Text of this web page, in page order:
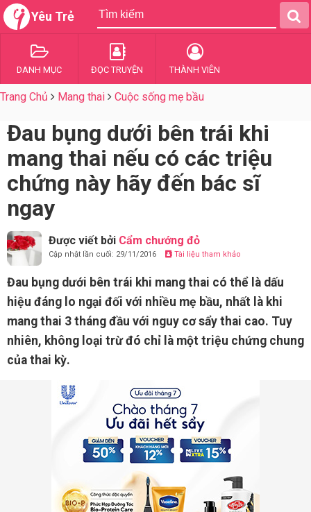
Yêu Trẻ
DANH MỤC ĐỌC TRUYỆN THÀNH VIÊN
Trang Chủ Mang thai Cuộc sống mẹ bầu
Đau bụng dưới bên trái khi
mang thai nếu có các triệu
chứng này hãy đến bác sĩ
ngay
Được viết bởi Cẩm chướng đỏ
Cập nhật lần cuối: 29/11/2016 Tài liệu tham khảo
Đau bụng dưới bên trái khi mang thai có thể là dấu
hiệu đáng lo ngại đối với nhiều mẹ bầu, nhất là khi
mang thai 3 tháng đầu với nguy cơ sẩy thai cao. Tuy
nhiên, không loại trừ đó chỉ là một triệu chứng chung
của thai kỳ.